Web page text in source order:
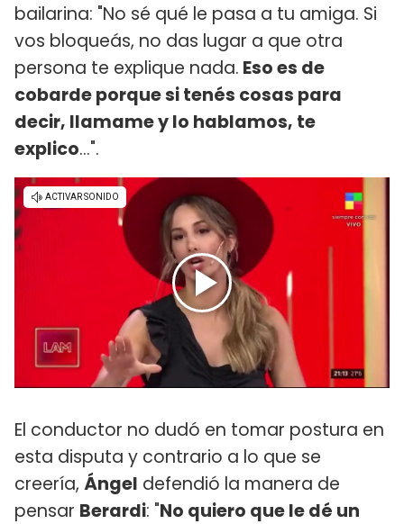
bailarina: "No sé qué le pasa a tu amiga. Si
vos bloqueás, no das lugar a que otra
persona te explique nada. Eso es de
cobarde porque si tenés cosas para
decir, llamame y lo hablamos, te
explico...".
El conductor no dudó en tomar postura en
esta disputa y contrario a lo que se
creería, Ángel defendió la manera de
pensar Berardi: "No quiero que le dé un